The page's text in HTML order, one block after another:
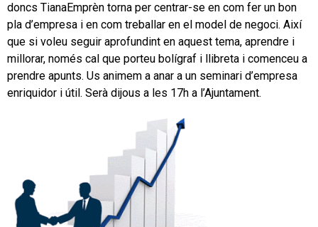
doncs TianaEmprèn torna per centrar-se en com fer un bon
pla d’empresa i en com treballar en el model de negoci. Així
que si voleu seguir aprofundint en aquest tema, aprendre i
millorar, només cal que porteu bolígraf i llibreta i comenceu a
prendre apunts. Us animem a anar a un seminari d’empresa
enriquidor i útil. Serà dijous a les 17h a l’Ajuntament.